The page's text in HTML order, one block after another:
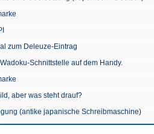
zum Deleuze-Eintrag
Schnittstelle auf dem Handy.
aber was steht drauf?
(antike japanische Schreibmaschine)